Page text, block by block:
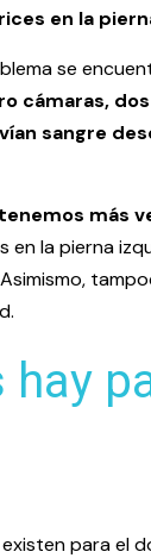
en la
se
cámaras,
sangre
más
la pierna
para el